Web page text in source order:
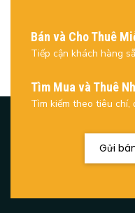
Bán và Cho Thuê
Tiếp cận khách hàng
Tìm Mua và Thuê
Tìm kiếm theo tiêu
Gửi